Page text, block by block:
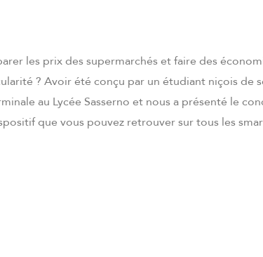
les prix des supermarchés et faire des
? Avoir été conçu par un étudiant niçois de
au Lycée Sasserno et nous a présenté le
que vous pouvez retrouver sur tous les